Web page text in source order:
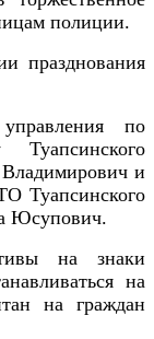
полиции.
празднования
по
и
Туапсинского
Юсупович.
на знаки
на
на граждан